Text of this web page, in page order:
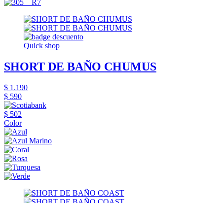
Quick shop
SHORT DE BAÑO CHUMUS
$ 1.190
$ 590
$ 502
Color